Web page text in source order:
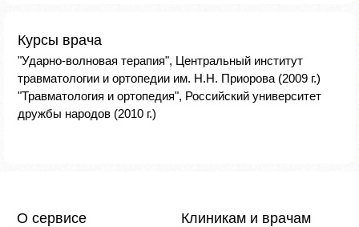
Курсы врача
"Ударно-волновая терапия", Центральный институт
травматологии и ортопедии им. Н.Н. Приорова (2009 г.)
"Травматология и ортопедия", Российский университет
дружбы народов (2010 г.)
О сервисе Клиникам и врачам